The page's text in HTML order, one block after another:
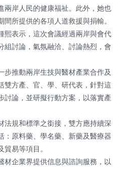
兩岸人民的健康福祉。此外，她也
所提供的各項人道救援與捐輸。
熙表示，這次會議經過兩岸與會代
組討論，氣氛融洽、討論熱烈，會
步推動兩岸生技與醫材產業合作及
雙方產、官、學、研代表，針對這
討論，並研擬行動方案，以落實產
法規和標準之銜接，雙方應持續深
：原料藥、學名藥、新藥及醫療器
易等項目。
材企業界提供信息與諮詢服務，以